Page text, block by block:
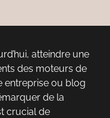
atteindre une
des moteurs de
entreprise ou blog
de la
crucial de